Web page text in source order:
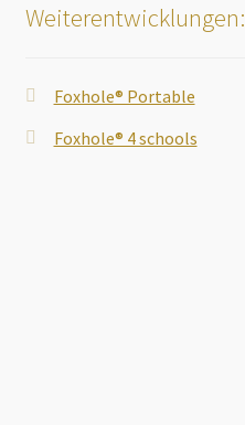
Weiterentwicklungen:
Foxhole® Portable
Foxhole® 4 schools